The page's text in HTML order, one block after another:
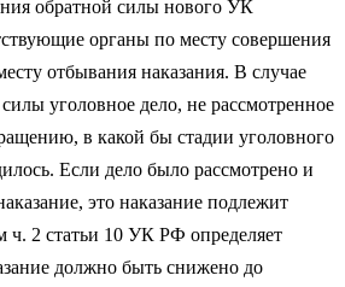
обратной силы нового УК
органы по месту совершения
отбывания наказания. В случае
уголовное дело, не рассмотренное
в какой бы стадии уголовного
Если дело было рассмотрено и
это наказание подлежит
2 статьи 10 УК РФ определяет
должно быть снижено до